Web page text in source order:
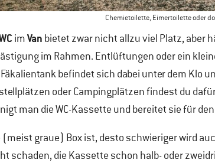
Chemietoilette, Eimertoilette oder
imVan bietet zwar nicht allzu viel Platz, aber
im Rahmen. Entlüftungen oder ein
befindet sich dabei unter dem Klo
oder Campingplätzen findest du
man die WC-Kassette und bereitet sie für
(meist graue) Box ist, desto schwieriger wird
schaden, die Kassette schon halb- oder